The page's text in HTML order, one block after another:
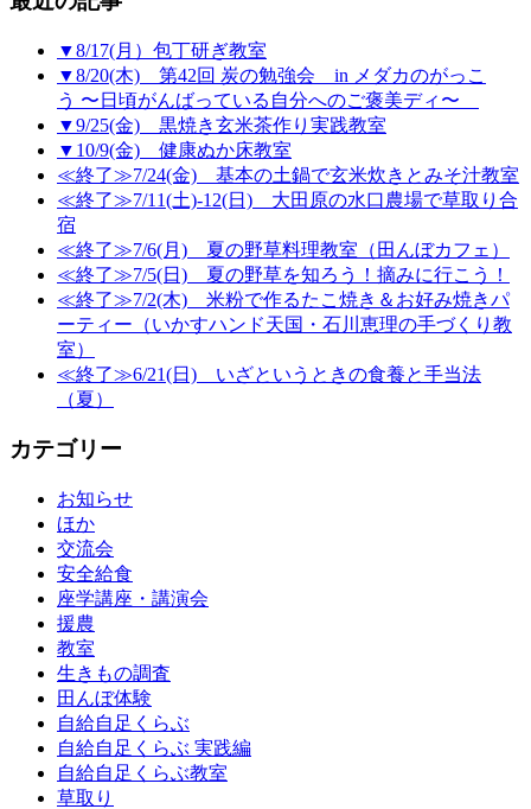
▼8/17(月）包丁研ぎ教室
▼8/20(木) 第42回 炭の勉強会 in メダカのがっこ
う 〜日頃がんばっている自分へのご褒美ディ〜
▼9/25(金) 黒焼き玄米茶作り実践教室
▼10/9(金) 健康ぬか床教室
≪終了≫7/24(金) 基本の土鍋で玄米炊きとみそ汁教室
≪終了≫7/11(土)-12(日) 大田原の水口農場で草取り合
宿
≪終了≫7/6(月) 夏の野草料理教室（田んぼカフェ）
≪終了≫7/5(日) 夏の野草を知ろう！摘みに行こう！
≪終了≫7/2(木) 米粉で作るたこ焼き＆お好み焼きパ
ーティー（いかすハンド天国・石川恵理の手づくり教
室）
≪終了≫6/21(日) いざというときの食養と手当法
（夏）
カテゴリー
お知らせ
ほか
交流会
安全給食
座学講座・講演会
援農
教室
生きもの調査
田んぼ体験
自給自足くらぶ
自給自足くらぶ 実践編
自給自足くらぶ教室
草取り